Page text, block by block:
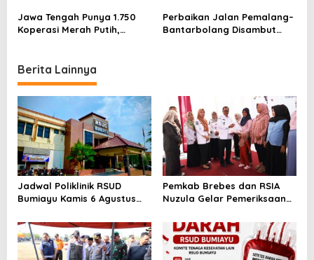
n
Jawa Tengah Punya 1.750
Koperasi Merah Putih,
Perbaikan Jalan Pemalang–
Bantarbolang Disambut
Berita Lainnya
Jadwal Poliklinik RSUD
Bumiayu Kamis 6 Agustus
Dokter Sebelum Berkunjung
Pemkab Brebes dan RSIA
Nuzula Gelar Pemeriksaan
Perkuat Kesehatan Ibu dan
Bayi